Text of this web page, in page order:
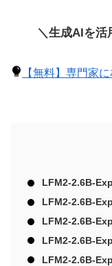
＼生成AIを活
【無料】専門家
LFM2-2.6B-
LFM2-2.6B-
LFM2-2.6B-
LFM2-2.6B-
LFM2-2.6B-